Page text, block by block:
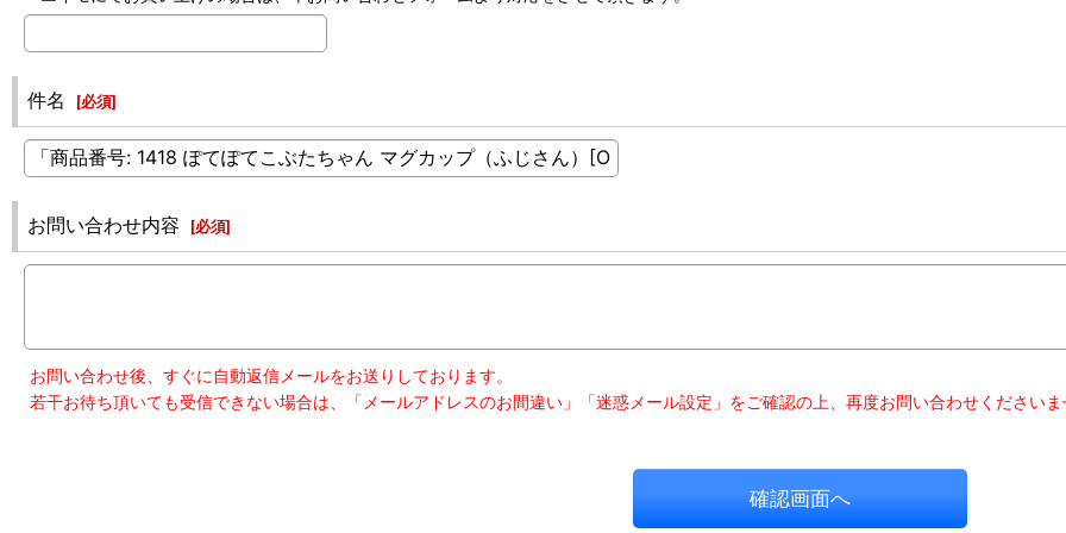
件名 [必須]
お問い合わせ内容 [必須]
お問い合わせ後、すぐに自動返信メールをお送りしております。
若干お待ち頂いても受信できない場合は、「メールアドレスのお間違い」「迷惑メール設定」をご確認の上、再度お問い合わせくださいま
確認画面へ